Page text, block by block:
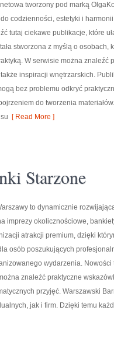
tworzony pod marką
do codzienności, estetyki i
tutaj ciekawe publikacje, które
stworzona z myślą o
W serwisie można znaleźć
inspiracji wnętrzarskich.
bez problemu odkryć
do tworzenia
[ Read More ]
Starzone
to dynamicznie
imprezy okolicznościowe,
atrakcji premium, dzięki
osób poszukujących
wydarzenia.
znaleźć praktyczne
przyjęć. Warszawski
jak i firm. Dzięki temu